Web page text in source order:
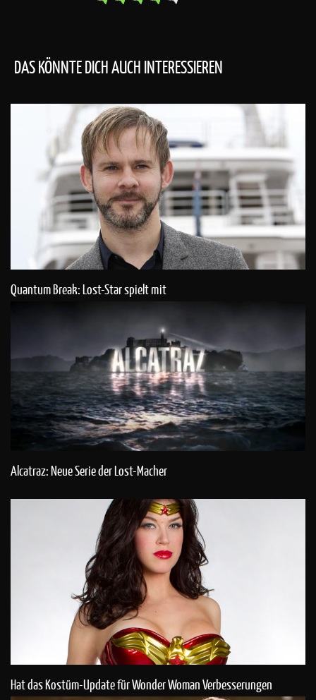
DAS KÖNNTE DICH AUCH INTERESSIEREN
Quantum Break: Lost-Star spielt mit
Alcatraz: Neue Serie der Lost-Macher
Hat das Kostüm-Update für Wonder Woman Verbesserungen